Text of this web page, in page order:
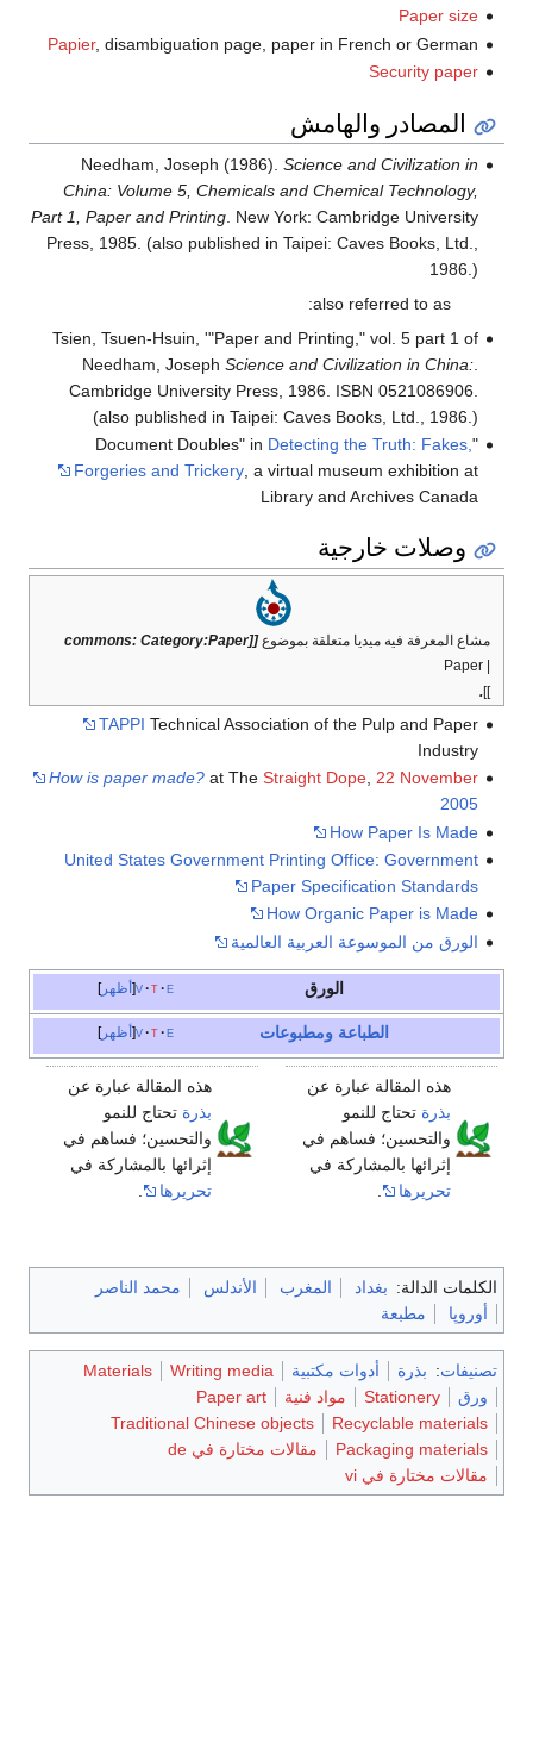
Paper size
Papier, disambiguation page, paper in French or German
Security paper
المصادر والهامش
Needham, Joseph (1986). Science and Civilization in
China: Volume 5, Chemicals and Chemical Technology,
Part 1, Paper and Printing. New York: Cambridge University
Press, 1985. (also published in Taipei: Caves Books, Ltd.,
1986.)
also referred to as:
Tsien, Tsuen-Hsuin, '"Paper and Printing," vol. 5 part 1 of
Needham, Joseph Science and Civilization in China:.
Cambridge University Press, 1986. ISBN 0521086906.
(also published in Taipei: Caves Books, Ltd., 1986.)
"Document Doubles" in
Detecting the Truth: Fakes,
Forgeries and Trickery, a virtual museum exhibition at
Library and Archives Canada
وصلات خارجية
مشاع المعرفة فيه ميديا متعلقة بموضوع[[commons: Category:Paper
| Paper
]]
.
TAPPI Technical Association of the Pulp and Paper
Industry
How is paper made?at The Straight Dope, 22 November
2005
How Paper Is Made
United States Government Printing Office: Government
Paper Specification Standards
How Organic Paper is Made
الورق من الموسوعة العربية العالمية
أظهر v t e الورق
أظهر v t e الطباعة ومطبوعات
هذه المقالة عبارة عن
بذرة تحتاج للنمو
والتحسين؛ فساهم في
إثرائها بالمشاركة في
تحريرها
هذه المقالة عبارة عن
بذرة تحتاج للنمو
والتحسين؛ فساهم في
إثرائها بالمشاركة في
تحريرها
الكلمات الدالة: بغداد المغرب الأندلس
محمد الناصر
أوروپا
مطبعة
تصنيفات: بذرة أدوات مكتبية Writing media
Materials
ورق
Stationery مواد فنية
Paper art
Recyclable materials
Traditional Chinese objects
Packaging materials
مقالات مختارة في de
مقالات مختارة في vi